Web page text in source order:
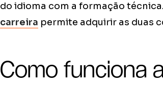
do idioma com a formação
carreira permite adquirir as duas
Como funciona